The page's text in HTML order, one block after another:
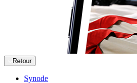
Retour
Synode